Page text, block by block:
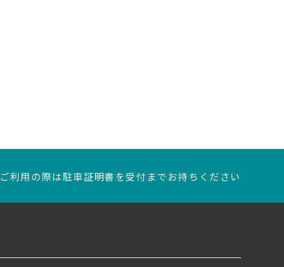
ご利用の際は駐車証明書を受付までお持ちください